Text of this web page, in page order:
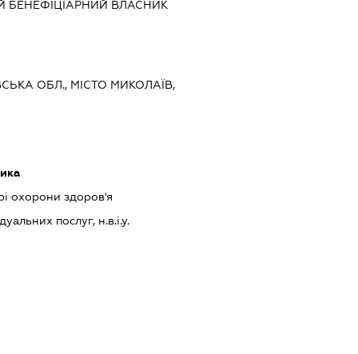
БЕНЕФІЦІАРНИЙ ВЛАСНИК
ОБЛ., МІСТО МИКОЛАЇВ,
охорони здоров'я
послуг, н.в.і.у.